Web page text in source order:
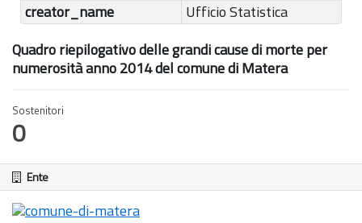
creator_name
Ufficio Statistica
Quadro riepilogativo delle grandi cause di morte per
numerosità anno 2014 del comune di Matera
Sostenitori
0
Ente